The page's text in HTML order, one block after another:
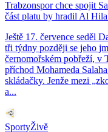
Trabzonspor chce spojit
část platu by hradil Al
Ještě 17. července seděl
tři týdny později se jeho
černomořském pobřeží, v
příchod Mohameda
skládačky. Jenže mezi
a...
SportyŽivě